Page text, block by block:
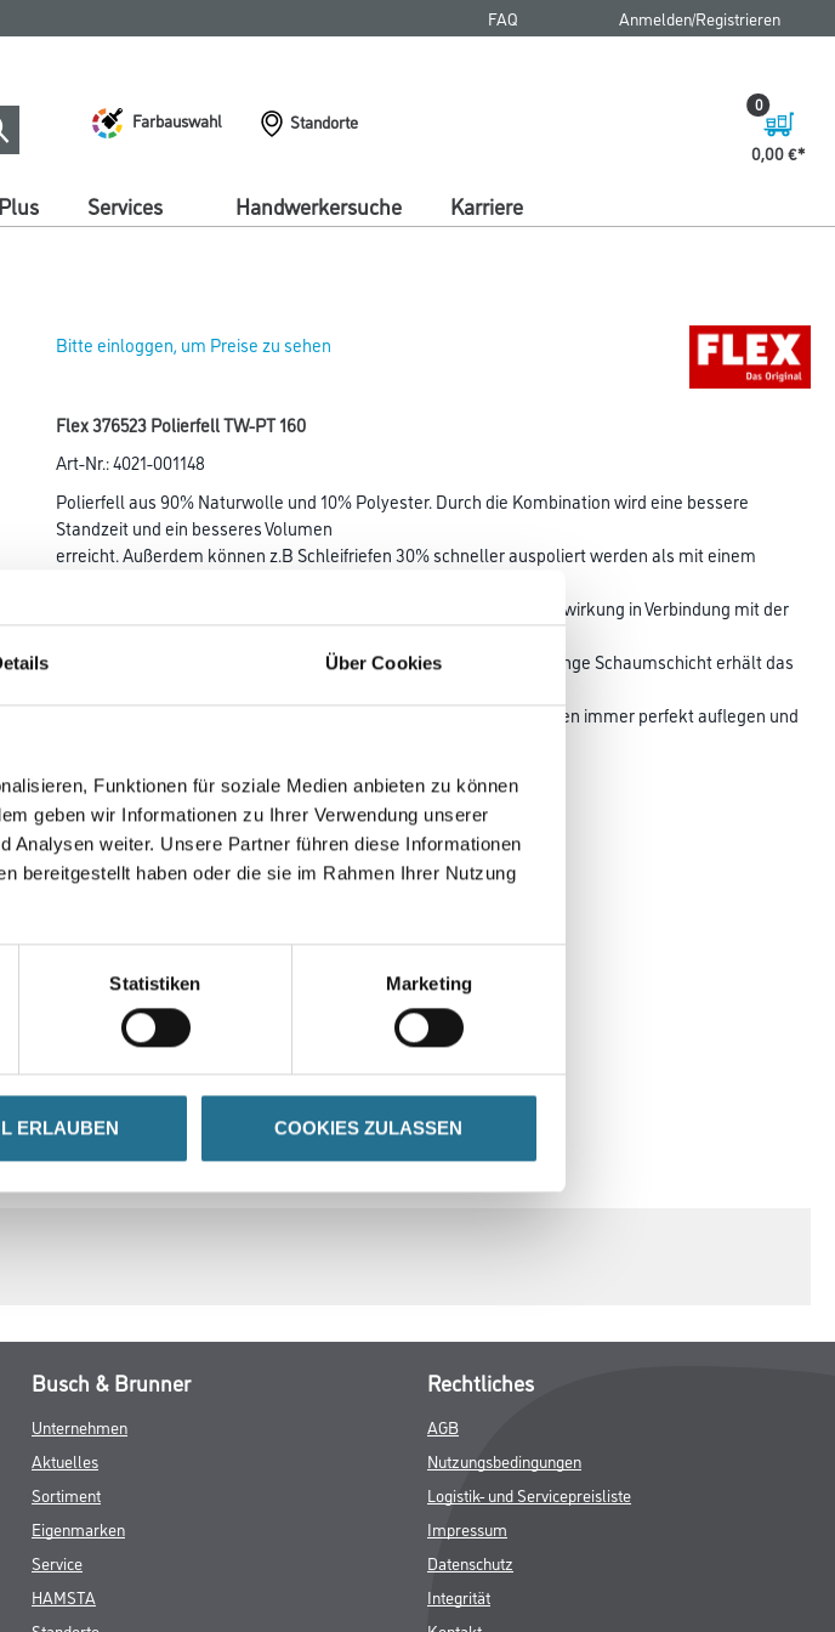
Über Cookies
Funktionen für soziale Medien anbieten zu können
geben wir Informationen zu Ihrer Verwendung unserer
Analysen weiter. Unsere Partner führen diese Informationen
bereitgestellt haben oder die sie im Rahmen Ihrer Nutzung
Statistiken Marketing
ERLAUBEN COOKIES ZULASSEN
FAQ Anmelden/Registrieren
Farbauswahl
Standorte
0,00 €
0
Services Handwerkersuche Karriere
Bitte einloggen, um Preise zu sehen
Flex 376523 Polierfell TW-PT 160
Art-Nr.:4021-001148
Polierfell aus 90% Naturwolle und 10% Polyester. Durch die Kombination wird eine bessere
Standzeit und ein besseres Volumen
erreicht. Außerdem können z.B Schleifriefen 30% schneller auspoliert werden als mit einem
neueste Generation von kratzbeständigen Lacken. Für hohe Polierwirkung in Verbindung mit der
speziellen PerfectTouch Sandwich- Aufbau und die zusätzliche orange Schaumschicht erhält das
mehr Steifigkeit. Dadurch lässt sich das Pad auch an Problemstellen immer perfekt auflegen und
Durchmesser in millimeter
GEFAHRENHINWEISE SPEZIFIKATIONEN
Busch & Brunner
Unternehmen
Aktuelles
Sortiment
Eigenmarken
Service
HAMSTA
Rechtliches
AGB
Nutzungsbedingungen
Logistik- und Servicepreisliste
Impressum
Datenschutz
Integrität